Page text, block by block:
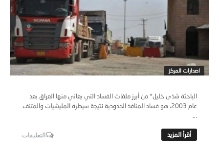
اصدارات المركز
الباحثة شذى خليل* من أبرز ملفات الفساد التي يعاني منها العراق بعد
عام 2003، هو فساد المنافذ الحدودية نتيجة سيطرة المليشيات والمتنف
...
التعليقات